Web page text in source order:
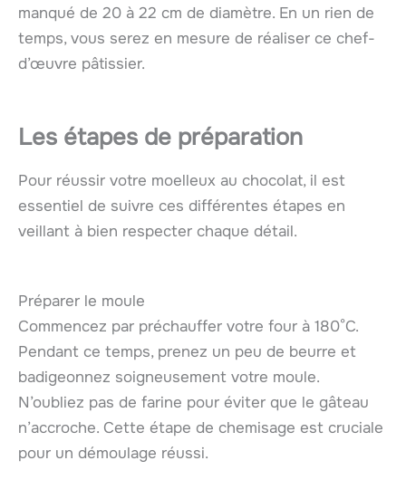
manqué de 20 à 22 cm de diamètre. En un rien de
temps, vous serez en mesure de réaliser ce chef-
d’œuvre pâtissier.
Les étapes de préparation
Pour réussir votre moelleux au chocolat, il est
essentiel de suivre ces différentes étapes en
veillant à bien respecter chaque détail.
Préparer le moule
Commencez par préchauffer votre four à 180°C.
Pendant ce temps, prenez un peu de beurre et
badigeonnez soigneusement votre moule.
N’oubliez pas de farine pour éviter que le gâteau
n’accroche. Cette étape de chemisage est cruciale
pour un démoulage réussi.